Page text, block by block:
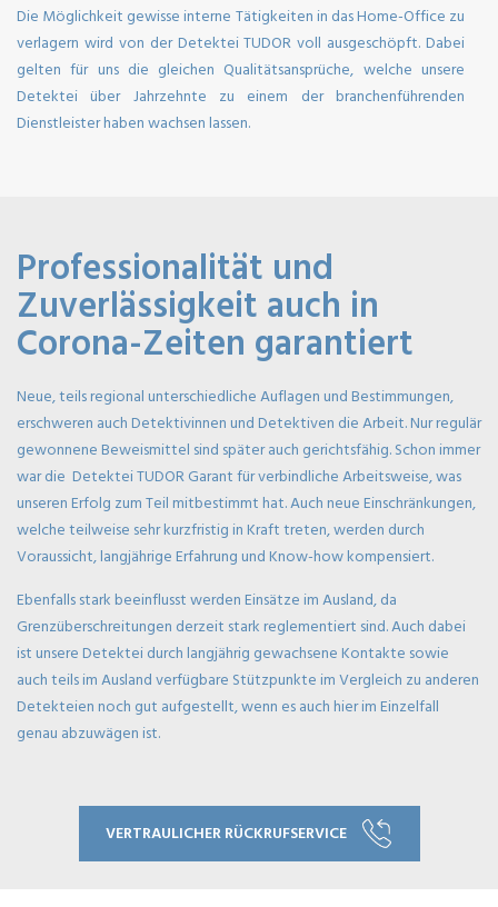
Die Möglichkeit gewisse interne Tätigkeiten in das Home-Office zu
verlagern wird von der Detektei TUDOR voll ausgeschöpft. Dabei
gelten für uns die gleichen Qualitätsansprüche, welche unsere
Detektei über Jahrzehnte zu einem der branchenführenden
Dienstleister haben wachsen lassen.
Professionalität und
Zuverlässigkeit auch in
Corona-Zeiten garantiert
Neue, teils regional unterschiedliche Auflagen und Bestimmungen,
erschweren auch Detektivinnen und Detektiven die Arbeit. Nur regulär
gewonnene Beweismittel sind später auch gerichtsfähig. Schon immer
war die Detektei TUDOR Garant für verbindliche Arbeitsweise, was
unseren Erfolg zum Teil mitbestimmt hat. Auch neue Einschränkungen,
welche teilweise sehr kurzfristig in Kraft treten, werden durch
Voraussicht, langjährige Erfahrung und Know-how kompensiert.
Ebenfalls stark beeinflusst werden Einsätze im Ausland, da
Grenzüberschreitungen derzeit stark reglementiert sind. Auch dabei
ist unsere Detektei durch langjährig gewachsene Kontakte sowie
auch teils im Ausland verfügbare Stützpunkte im Vergleich zu anderen
Detekteien noch gut aufgestellt, wenn es auch hier im Einzelfall
genau abzuwägen ist.
VERTRAULICHER RÜCKRUFSERVICE